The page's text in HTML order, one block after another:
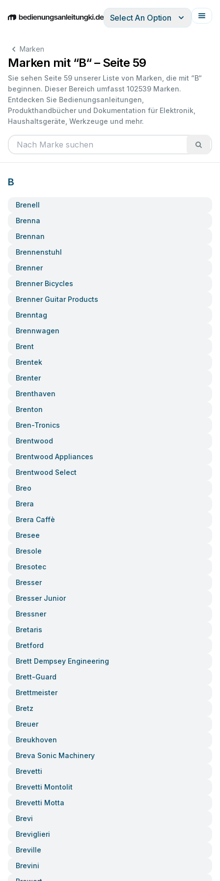
EnglishDeutschEspañolItalianoFrançais
Select An Option
Marken
Marken mit “B“ – Seite 59
Sie sehen Seite 59 unserer Liste von Marken, die mit “B“
beginnen. Dieser Bereich umfasst 102539 Marken.
Entdecken Sie Bedienungsanleitungen,
Produkthandbücher und Dokumentation für Elektronik,
Haushaltsgeräte, Werkzeuge und mehr.
B
Brenell
Brenna
Brennan
Brennenstuhl
Brenner
Brenner Bicycles
Brenner Guitar Products
Brenntag
Brennwagen
Brent
Brentek
Brenter
Brenthaven
Brenton
Bren-Tronics
Brentwood
Brentwood Appliances
Brentwood Select
Breo
Brera
Brera Caffè
Bresee
Bresole
Bresotec
Bresser
Bresser Junior
Bressner
Bretaris
Bretford
Brett Dempsey Engineering
Brett-Guard
Brettmeister
Bretz
Breuer
Breukhoven
Breva Sonic Machinery
Brevetti
Brevetti Montolit
Brevetti Motta
Brevi
Breviglieri
Breville
Brevini